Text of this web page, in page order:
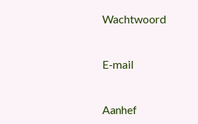
Wachtwoord
E-mail
Aanhef